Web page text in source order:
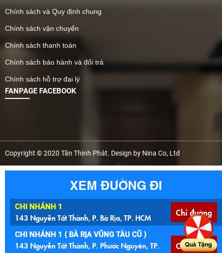
Chính sách và Quy định chung
Chính sách vận chuyển
Chính sách thanh toán
Chính sách bảo hành và đổi trả
Chính sách hỗ trợ đại lý
FANPAGE FACEBOOK
Copyright © 2020 Tân Thịnh Phát. Design by Nina Co, Ltd
XEM ĐƯỜNG ĐI
CHI NHÁNH 1
143 Nguyễn Tất Thành, P. Bà Rịa, TP. HCM Chỉ đường
CHI NHÁNH 1 ( BÀ RỊA VŨNG TÀU CŨ )
143 Nguyễn Tất Thành, P. Phước Nguyên, TP.
Chỉ đường
Quà Tặng